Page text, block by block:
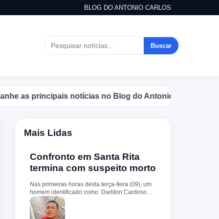
BLOG DO ANTONIO CARLOS
Buscar
as principais notícias no Blog do Antonio Carlos.
Mais Lidas
Confronto em Santa Rita
termina com suspeito morto
Nas primeiras horas desta terça-feira (09), um
homem identificado como Darliton Cardoso
Pereira morreu após confronto com a Polícia
Militar no povoado Timbotiba, zona rural de
Santa Rita. De acordo com a PM, os policiais